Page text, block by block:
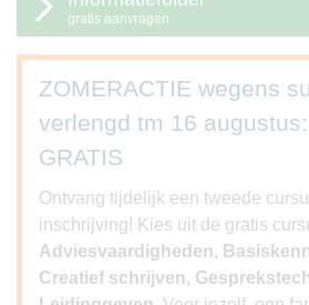
gratis aanvragen
ZOMERACTIE wegens
verlengd tm 16
GRATIS
Ontvang tijdelijk een tweede
inschrijving! Kies uit de gratis
Adviesvaardigheden,
Creatief schrijven,